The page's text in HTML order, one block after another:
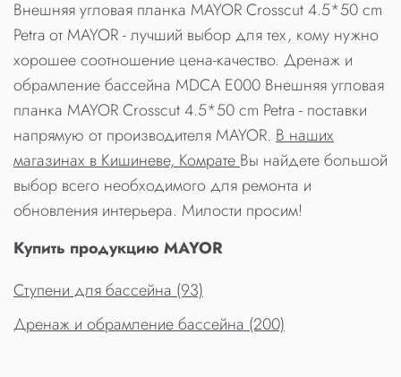
Внешняя угловая планка MAYOR Crosscut 4.5*50 cm
Petra от MAYOR - лучший выбор для тех, кому нужно
хорошее соотношение цена-качество. Дренаж и
обрамление бассейна MDCA E000 Внешняя угловая
планка MAYOR Crosscut 4.5*50 cm Petra - поставки
напрямую от производителя MAYOR. В наших
магазинах в Кишиневе, КомратеВы найдете большой
выбор всего необходимого для ремонта и
обновления интерьера. Милости просим!
Купить продукцию MAYOR
Ступени для бассейна (93)
Дренаж и обрамление бассейна (200)